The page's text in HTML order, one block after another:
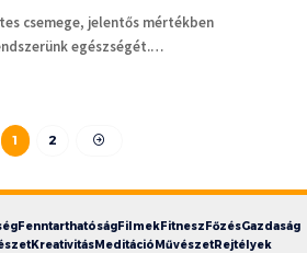
csemege, jelentős mértékben
egészségét.…
1 2
FenntarthatóságFilmekFitneszFőzésGazdaság
KreativitásMeditációMűvészetRejtélyek